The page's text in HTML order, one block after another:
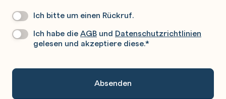
Wir
Sie
Ich bitte um einen Rückruf.
Datenschutz*
Ich habe dieAGB und Datenschutzrichtlinien
gelesen und akzeptiere diese.*